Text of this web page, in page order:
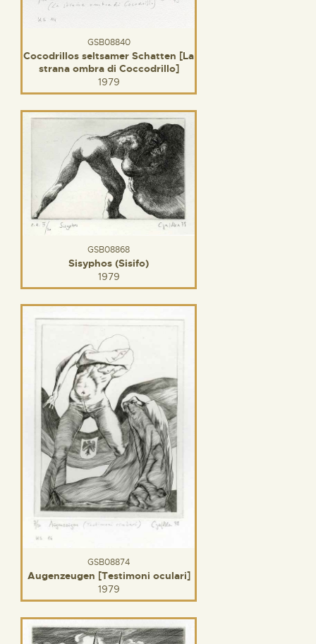
GSB08840
Cocodrillos seltsamer Schatten [La
strana ombra di Coccodrillo]
1979
GSB08868
Sisyphos (Sisifo)
1979
GSB08874
Augenzeugen [Testimoni oculari]
1979